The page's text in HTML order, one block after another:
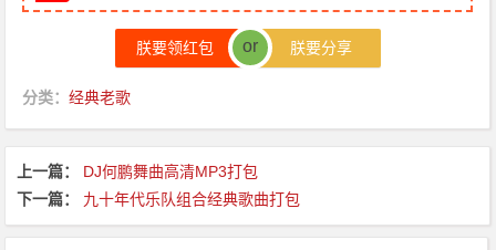
朕要领红包 or 朕要分享
分类：经典老歌
上一篇：
DJ何鹏舞曲高清MP3打包
下一篇：
九十年代乐队组合经典歌曲打包